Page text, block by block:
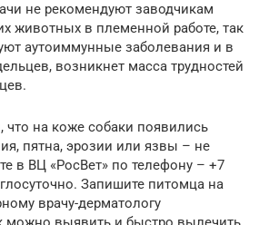
не рекомендуют заводчикам
животных в племенной работе, так
аутоиммунные заболевания и в
возникнет масса трудностей
что на коже собаки появились
пятна, эрозии или язвы – не
в ВЦ «РосВет» по телефону – +7
Запишите питомца на
врачу-дерматологу